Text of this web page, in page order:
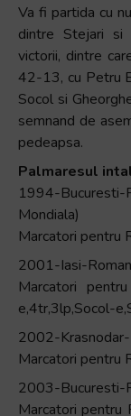
Va fi partida cu
dintre Stejari si
victorii, dintre
42-13, cu Petru
Socol si
semnand de
pedeapsa.
Palmaresul
1994-
Mondiala)
Marcatori pentru
2001-Iasi-
Marcatori pentru
e,4tr,3lp,Socol-
2002-
Marcatori pentru
2003-Bucuresti-
Marcatori pentru